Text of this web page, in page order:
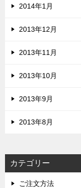
2014年1月
2013年12月
2013年11月
2013年10月
2013年9月
2013年8月
カテゴリー
ご注文方法